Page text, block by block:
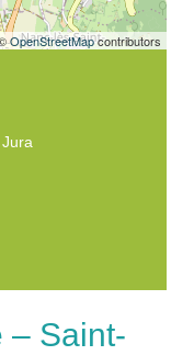
OpenStreetMapcontributors
– Saint-